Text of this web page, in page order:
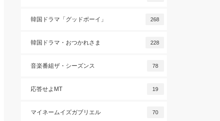
韓国ドラマ「グッドボーイ」 268
韓国ドラマ・おつかれさま 228
音楽番組ザ・シーズンス 78
応答せよMT 19
マイネームイズガブリエル 70